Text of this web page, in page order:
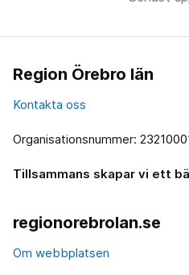
Region Örebro län
Kontakta oss
Organisationsnummer:
Tillsammans skapar vi ett
regionorebrolan.se
Om webbplatsen